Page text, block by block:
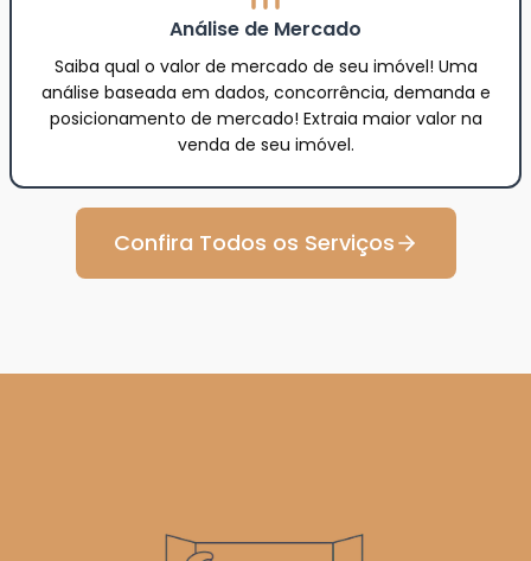
Análise de Mercado
Saiba qual o valor de mercado de seu imóvel! Uma
análise baseada em dados, concorrência, demanda e
posicionamento de mercado! Extraia maior valor na
venda de seu imóvel.
Confira Todos os Serviços